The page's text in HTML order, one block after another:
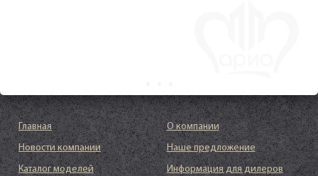
Главная
О компании
Новости компании
Наше предложение
Каталог моделей
Информация для дилеров